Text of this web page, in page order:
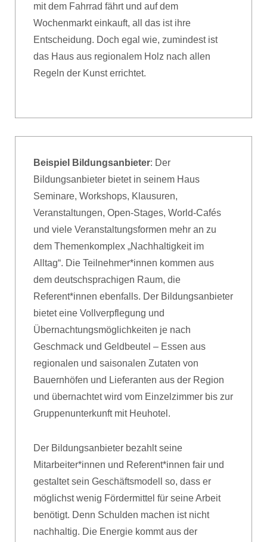
mit dem Fahrrad fährt und auf dem
Wochenmarkt einkauft, all das ist ihre
Entscheidung. Doch egal wie, zumindest ist
das Haus aus regionalem Holz nach allen
Regeln der Kunst errichtet.
Beispiel Bildungsanbieter: Der
Bildungsanbieter bietet in seinem Haus
Seminare, Workshops, Klausuren,
Veranstaltungen, Open-Stages, World-Cafés
und viele Veranstaltungsformen mehr an zu
dem Themenkomplex „Nachhaltigkeit im
Alltag“. Die Teilnehmer*innen kommen aus
dem deutschsprachigen Raum, die
Referent*innen ebenfalls. Der Bildungsanbieter
bietet eine Vollverpflegung und
Übernachtungsmöglichkeiten je nach
Geschmack und Geldbeutel – Essen aus
regionalen und saisonalen Zutaten von
Bauernhöfen und Lieferanten aus der Region
und übernachtet wird vom Einzelzimmer bis zur
Gruppenunterkunft mit Heuhotel.
Der Bildungsanbieter bezahlt seine
Mitarbeiter*innen und Referent*innen fair und
gestaltet sein Geschäftsmodell so, dass er
möglichst wenig Fördermittel für seine Arbeit
benötigt. Denn Schulden machen ist nicht
nachhaltig. Die Energie kommt aus der